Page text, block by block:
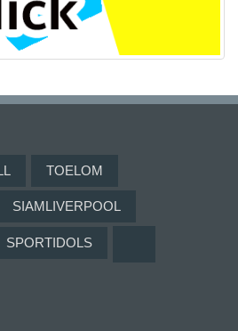
TOELOM
SIAMLIVERPOOL
SPORTIDOLS